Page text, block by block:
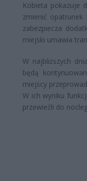
Kobieta pokazuje
zmienić
zabezpiecza
miejski umawia
W najbliższych
będą
miejscy
W ich wyniku
przewieźli do